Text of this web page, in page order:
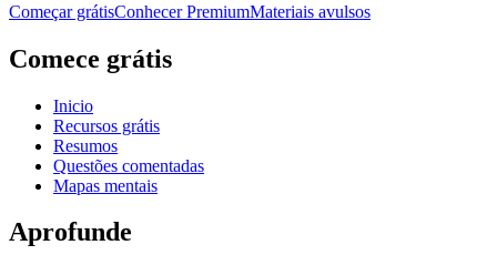
Começar grátisConhecer PremiumMateriais avulsos
Comece grátis
Inicio
Recursos grátis
Resumos
Questões comentadas
Mapas mentais
Aprofunde